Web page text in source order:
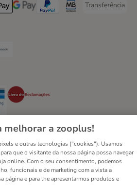
MethodPayment Method
Pay Payment Method
Google Pay Payment Method
PayPal Payment Method
Multibanco Payment
Transferência
Transferência
Shipping Method
Shipping Method
Security
Aviso legal
Formulário de retratação
Quem somos DSA Emprego
melhorar a zooplus!
e outras tecnologias ("cookies"). Usamos
que o visitante da nossa página possa navegar
online. Com o seu consentimento, podemos
funcionais e de marketing com a vista a
página e para lhe apresentarmos produtos e